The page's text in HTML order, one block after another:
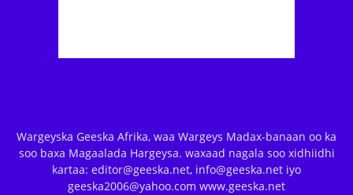
Wargeyska Geeska Afrika, waa Wargeys Madax-banaan oo ka
soo baxa Magaalada Hargeysa. waxaad nagala soo xidhiidhi
kartaa: editor@geeska.net, info@geeska.net iyo
geeska2006@yahoo.com www.geeska.net